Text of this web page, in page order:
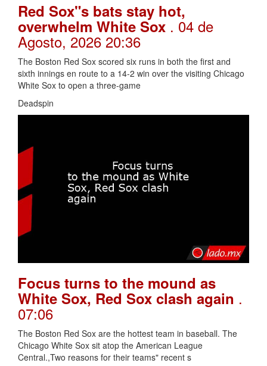
Red Sox"s bats stay hot,
overwhelm White Sox . 04 de
Agosto, 2026 20:36
The Boston Red Sox scored six runs in both the first and
sixth innings en route to a 14-2 win over the visiting Chicago
White Sox to open a three-game
Deadspin
Focus turns to the mound as
White Sox, Red Sox clash again .
07:06
The Boston Red Sox are the hottest team in baseball. The
Chicago White Sox sit atop the American League
Central.,Two reasons for their teams" recent s